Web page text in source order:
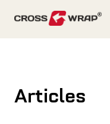
Articles